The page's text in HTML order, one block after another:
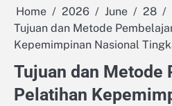
Home 2026 June
28
Tujuan dan Metode
Kepemimpinan Nasional
Tujuan dan Metode
Pelatihan